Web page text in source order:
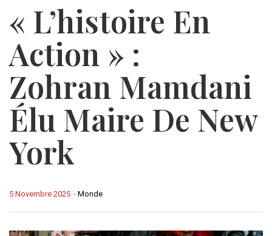
« L’histoire En
Action » :
Zohran Mamdani
Élu Maire De New
York
- Monde
5 Novembre 2025